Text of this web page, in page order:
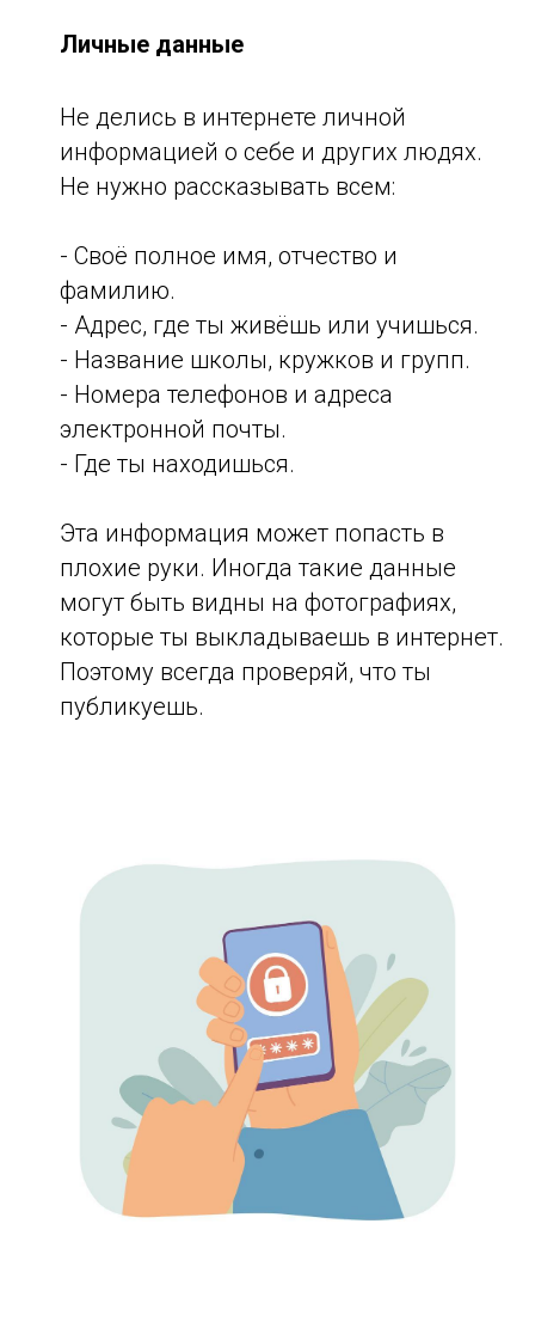
Личные данные
Не делись в интернете личной
информацией о себе и других людях.
Не нужно рассказывать всем:
- Своё полное имя, отчество и
фамилию.
- Адрес, где ты живёшь или учишься.
- Название школы, кружков и групп.
- Номера телефонов и адреса
электронной почты.
- Где ты находишься.
Эта информация может попасть в
плохие руки. Иногда такие данные
могут быть видны на фотографиях,
которые ты выкладываешь в интернет.
Поэтому всегда проверяй, что ты
публикуешь.